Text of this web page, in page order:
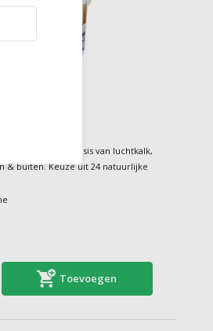
kalkverf op basis van luchtkalk,
& buiten. Keuze uit 24 natuurlijke
Toevoegen